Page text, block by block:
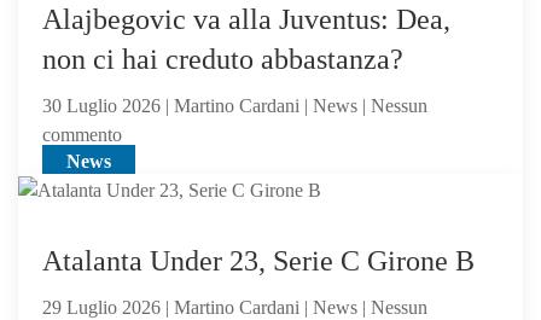
per
pilastro
di
sacrificabile?
News
Alajbegovic va alla Juventus: Dea,
non ci hai creduto abbastanza?
30 Luglio 2026 | Martino Cardani | News | Nessun
commentosu
va
Juventus:
non
Atalanta Under 23, Serie C Girone B
29 Luglio 2026 | Martino Cardani | News | Nessun